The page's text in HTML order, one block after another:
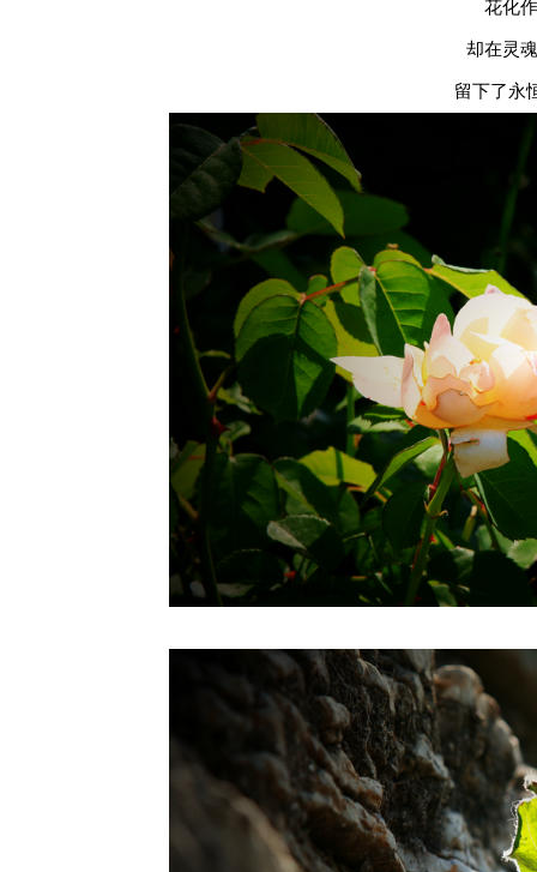
花化
却在灵
留下了永